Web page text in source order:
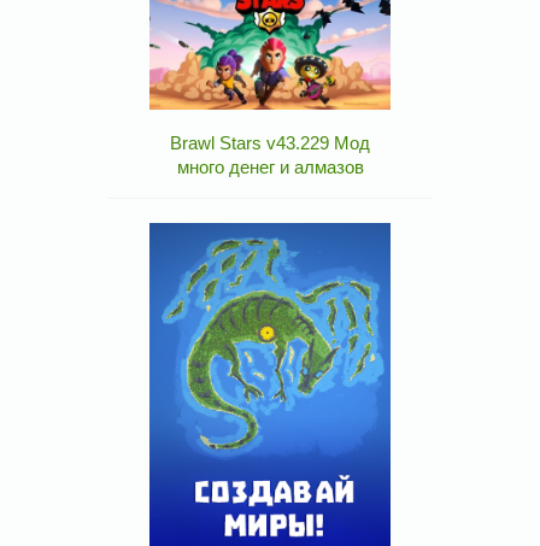
Brawl Stars v43.229 Мод
много денег и алмазов